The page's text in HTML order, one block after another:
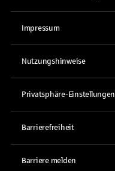
Impressum
Nutzungshinweise
Privatsphäre-Einstellungen
Barrierefreiheit
Barriere melden